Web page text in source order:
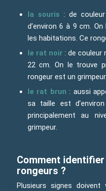
la souris : de
d’environ 6 à 9 cm.
les habitations. Ce
le rat noir: de couleur
22 cm. On le trouve
rongeur est un grimpeur.
le rat brun : aussi
sa taille est
principalement au
grimpeur.
Comment
rongeurs ?
Plusieurs signes